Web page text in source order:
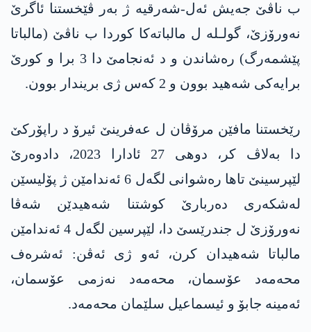
ب ناڤێ جەیش ئەل-شەرقیە ژ بەر ڤێخستنا ئاگرێ
نەورۆزێ، گولـلە ل مالباتەکا کوردا ب ناڤێ (مالباتا
پێشمەرگ) رەشاندن و د ئەنجامێ دا 3 برا و کورێ
برایەکی شەھید بوون و 2 کەس ژی بریندار بوون.
رێخستنا مافێن مرۆڤان ل عەفرینێ ئیرۆ د راپۆرکێ
دا بەلاڤ کر، دوھی 27 ئادارا 2023، دادوەرێ
لێپرسینێ تاھا رەشوانی لگەل 6 ئەندامێن ژ پۆلیسێن
لەشکەری دەربارێ کوشتنا شەھیدێن شەڤا
نەورۆزێ ل جندرێسێ دا، لێپرسین لگەل 4 ئەندامێن
مالباتا شەھیدان کرن، ئەو ژی ئەڤن: ئەشرەف
محەمەد عۆسمان، محەمەد نەزمی عۆسمان،
ئەمینە جابۆ و ئیسماعیل سلێمان محەمەد.